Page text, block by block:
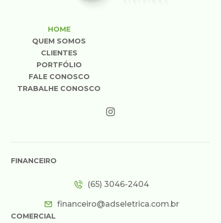
HOME
QUEM SOMOS
CLIENTES
PORTFÓLIO
FALE CONOSCO
TRABALHE CONOSCO
FINANCEIRO
(65) 3046-2404
financeiro@adseletrica.com.br
COMERCIAL